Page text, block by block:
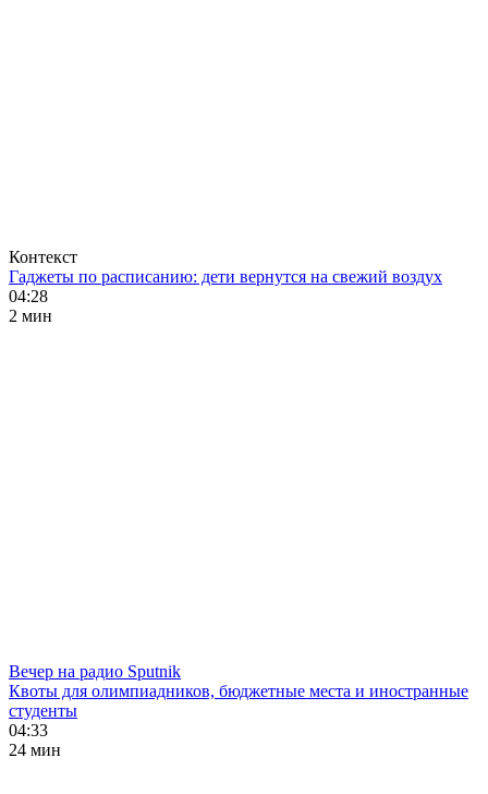
Контекст
Гаджеты по расписанию: дети вернутся на свежий воздух
04:28
2 мин
Вечер на радио Sputnik
Квоты для олимпиадников, бюджетные места и иностранные
студенты
04:33
24 мин